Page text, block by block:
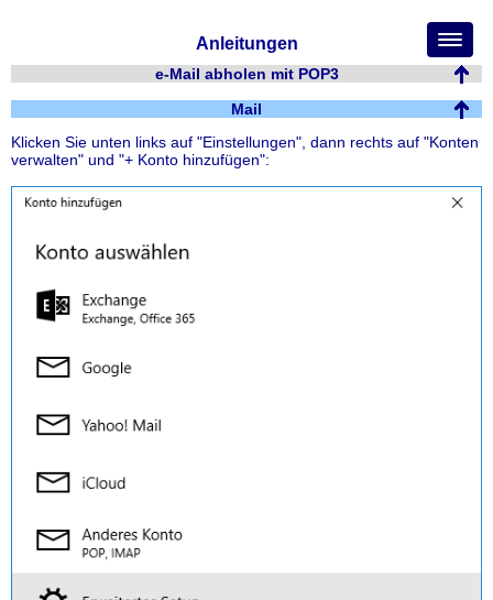
Anleitungen
e-Mail abholen mit POP3
Mail
Klicken Sie unten links auf "Einstellungen", dann rechts auf "Konten
verwalten" und "+ Konto hinzufügen":